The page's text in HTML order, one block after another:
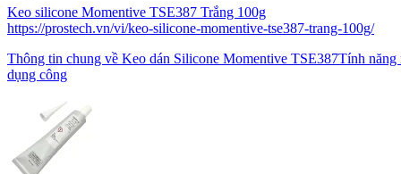
Keo silicone Momentive TSE387 Trắng 100g
https://prostech.vn/vi/keo-silicone-momentive-tse387-trang-100g/
Thông tin chung về Keo dán Silicone Momentive TSE387Tính
dụng công